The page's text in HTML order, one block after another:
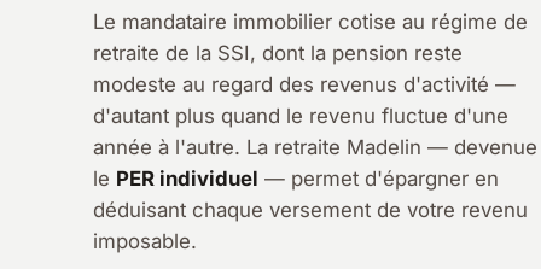
Le mandataire immobilier cotise au régime de
retraite de la SSI, dont la pension reste
modeste au regard des revenus d'activité —
d'autant plus quand le revenu fluctue d'une
année à l'autre. La retraite Madelin — devenue
le PER individuel — permet d'épargner en
déduisant chaque versement de votre revenu
imposable.